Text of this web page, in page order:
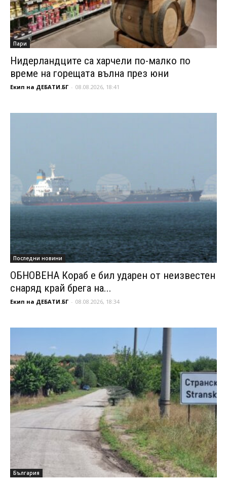
Пари
Нидерландците са харчели по-малко по
време на горещата вълна през юни
Екип на ДЕБАТИ.БГ - 08.08.2026, 18:41
Последни новини
ОБНОВЕНА Кораб е бил ударен от неизвестен
снаряд край брега на...
Екип на ДЕБАТИ.БГ - 08.08.2026, 18:34
България